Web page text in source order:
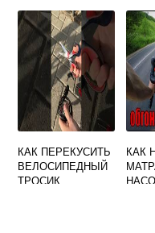
КАК ПЕРЕКУСИТЬ
ВЕЛОСИПЕДНЫЙ
ТРОСИК
КАК